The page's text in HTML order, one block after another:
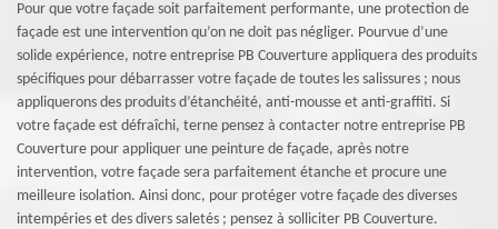
Pour que votre façade soit parfaitement performante, une protection de
façade est une intervention qu’on ne doit pas négliger. Pourvue d’une
solide expérience, notre entreprise PB Couverture appliquera des produits
spécifiques pour débarrasser votre façade de toutes les salissures ; nous
appliquerons des produits d’étanchéité, anti-mousse et anti-graffiti. Si
votre façade est défraîchi, terne pensez à contacter notre entreprise PB
Couverture pour appliquer une peinture de façade, après notre
intervention, votre façade sera parfaitement étanche et procure une
meilleure isolation. Ainsi donc, pour protéger votre façade des diverses
intempéries et des divers saletés ; pensez à solliciter PB Couverture.